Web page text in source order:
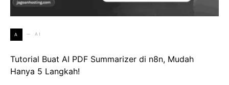
A AI
Tutorial Buat AI PDF Summarizer di n8n, Mudah
Hanya 5 Langkah!